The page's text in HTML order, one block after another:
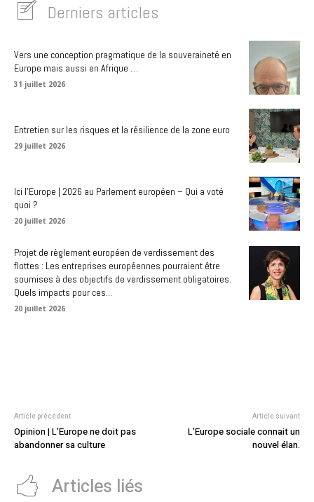
Derniers articles
Vers une conception pragmatique de la souveraineté en
Europe mais aussi en Afrique …
31 juillet 2026
Entretien sur les risques et la résilience de la zone euro
29 juillet 2026
Ici l’Europe | 2026 au Parlement européen – Qui a voté
quoi ?
20 juillet 2026
Projet de règlement européen de verdissement des
flottes : Les entreprises européennes pourraient être
soumises à des objectifs de verdissement obligatoires.
Quels impacts pour ces...
20 juillet 2026
Article précédent
Opinion | L’Europe ne doit pas
abandonner sa culture
Article suivant
L’Europe sociale connait un
nouvel élan.
Articles liés